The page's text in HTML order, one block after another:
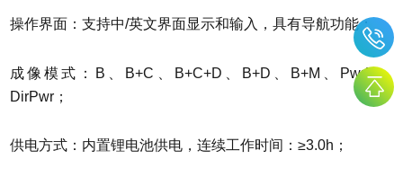
操作界面：支持中/英文界面显示和输入，具有导航功能；
成像模式：B、B+C、B+C+D、B+D、B+M、PwrD、
DirPwr；
供电方式：内置锂电池供电，连续工作时间：≥3.0h；